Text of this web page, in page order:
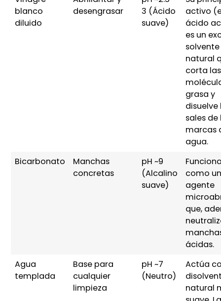
blanco
diluido
desengrasar
3 (Ácido
suave)
activo
ácido
es un
solvente
natural
corta las
grasa y
disuelve
sales de
marcas
agua.
Bicarbonato
Manchas
concretas
pH ~9
(Alcalino
suave)
como
agente
que,
ácidas.
Agua
templada
Base para
cualquier
limpieza
pH ~7
(Neutro)
Actúa
natural